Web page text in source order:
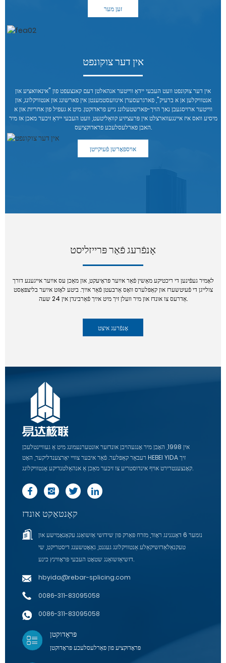
זען מער
אין דער צוקונפט
אין דער צוקונפט וועט העבעי יידאַ ווייטער אנהאלטן דעם קאנצעפט פון "אינאוואציע און
אנטוויקלען אן א ברעיק", פארגרעסערן אינוועסטמענטן אין פארשונג און אנטוויקלונג, און
ווייטער ארויסגעבן נאך הויך-פארשטעלונג נייע פראדוקטן. מיט א געפיל פון אחריות און א
מיסיע וואס איז איינגעווארצלט אין פּרעציזיע קוואַליטעט, וועט העבעי יידאַ זיכער מאכן אז מיר
האבן פארלעסלעכע פראדוקציעס.
אויספאָרשן פֿעיִקייטן
אָנפֿרעג פֿאַר פּרייזליסט
לאָמיר געפֿינען די ריכטיקע מאַשין פֿאַר אײַער פּראָיעקט, און מאַכן עס אײַער אייגענע דורך
צולייגן די פֿעיִטשערז און קאַפּלערס וואָס אַרבעטן פֿאַר אײַך. ביטע לאָזט אײַער בליצפּאָסט
אַדרעס צו אונדז און מיר וועלן זיך מיט אײַך פֿאַרבינדן אין 24 שעה.
אָנפֿרעג איצט
אין 1998, האָבן מיר אָנגעהויבן אונדזער אונטערנעמונג מיט אַ געוויינטלעכן
רעבאַר קאַפּלער. פֿאַר איבער צוויי יאָרצענדליקער, האָט HEBEI YIDA זיך
קאָנצענטרירט אויף אינדוסטריע צו זיכער מאַכן אַ אנהאַלטנדיקע אַנטוויקלונג.
קאָנטאַקט אונדז
נומער 6 דאָנגנינג ראָוד, מזרח פּאַרק פון שידזשי אַזשואַנג עקאָנאָמישע און
טעקנאַלאַדזשיקאַלע אַנטוויקלונג געגנט, גאַאָטשענג דיסטריקט, שי
דזשיאַזשואַנג שטאָט העבעי פּראָווינץ כינע.
hbyida@rebar-splicing.com
0086-311-83095058
0086-311-83095058
פּראָדוקטן
פּראָדוקציע פון ​​פאַרלעסלעכע פּראָדוקטן